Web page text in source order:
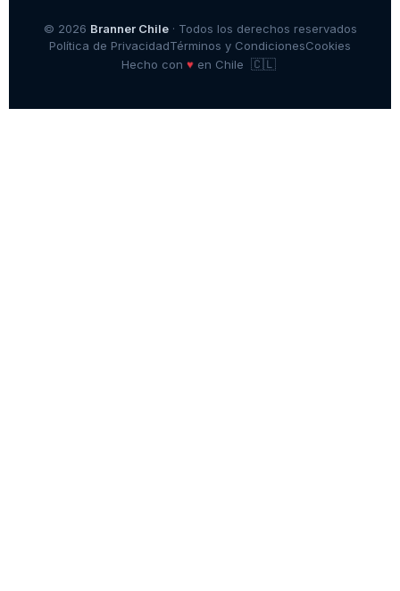
© 2026 Branner Chile· Todos los derechos reservados
Política de PrivacidadTérminos y CondicionesCookies
Hecho con ♥en Chile 🇨🇱